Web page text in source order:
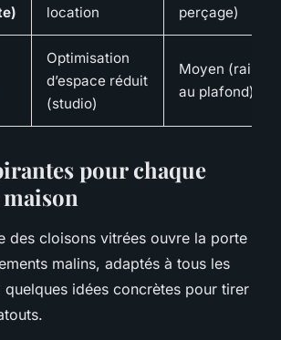
location
perçage)
Optimisation
d’espace réduit
(studio)
Moyen (rail
au plafond)
pour chaque
des cloisons vitrées ouvre la porte
malins, adaptés à tous les
quelques idées concrètes pour tirer